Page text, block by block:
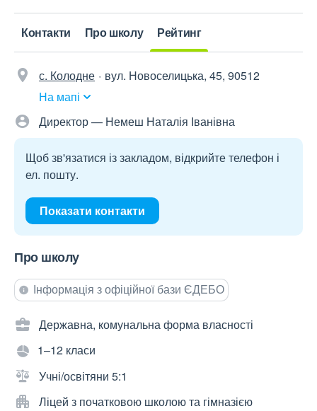
Контакти Про школу Рейтинг
с. Колодне
вул. Новоселицька, 45, 90512
На мапі
Директор — Немеш Наталія Іванівна
Щоб зв'язатися із закладом, відкрийте телефон і
ел. пошту.
Показати контакти
Про школу
Інформація з офіційної бази ЄДЕБО
Державна, комунальна форма власності
1–12 класи
Учні/освітяни 5:1
Ліцей з початковою школою та гімназією